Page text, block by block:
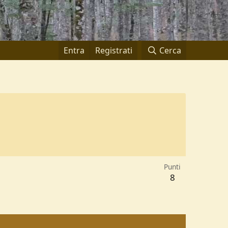
Entra Registrati Cerca
Punti
8